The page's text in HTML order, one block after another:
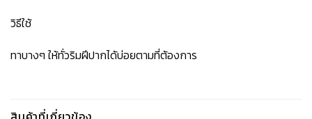
วิธีใช้
ทาบางๆ ให้ทั่วริมฝีปากได้บ่อยตามที่ต้องการ